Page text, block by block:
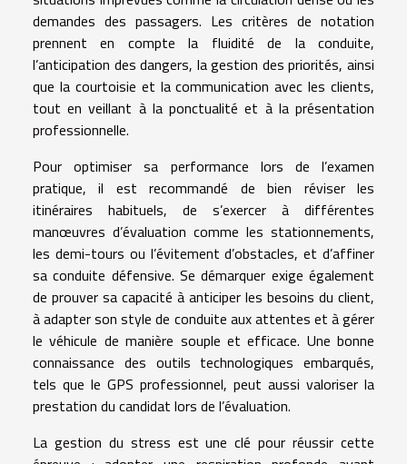
demandes des passagers. Les critères de notation
prennent en compte la fluidité de la conduite,
l’anticipation des dangers, la gestion des priorités, ainsi
que la courtoisie et la communication avec les clients,
tout en veillant à la ponctualité et à la présentation
professionnelle.
Pour optimiser sa performance lors de l’examen
pratique, il est recommandé de bien réviser les
itinéraires habituels, de s’exercer à différentes
manœuvres d’évaluation comme les stationnements,
les demi-tours ou l’évitement d’obstacles, et d’affiner
sa conduite défensive. Se démarquer exige également
de prouver sa capacité à anticiper les besoins du client,
à adapter son style de conduite aux attentes et à gérer
le véhicule de manière souple et efficace. Une bonne
connaissance des outils technologiques embarqués,
tels que le GPS professionnel, peut aussi valoriser la
prestation du candidat lors de l’évaluation.
La gestion du stress est une clé pour réussir cette